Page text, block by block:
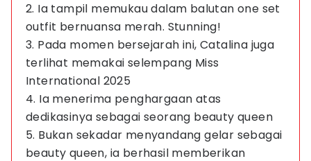
2. Ia tampil memukau dalam balutan one set
outfit bernuansa merah. Stunning!
3. Pada momen bersejarah ini, Catalina juga
terlihat memakai selempang Miss
International 2025
4. Ia menerima penghargaan atas
dedikasinya sebagai seorang beauty queen
5. Bukan sekadar menyandang gelar sebagai
beauty queen, ia berhasil memberikan